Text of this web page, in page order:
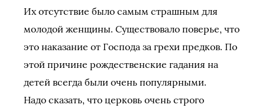
Их отсутствие было самым страшным для
молодой женщины. Существовало поверье, что
это наказание от Господа за грехи предков. По
этой причине рождественские гадания на
детей всегда были очень популярными.
Надо сказать, что церковь очень строго